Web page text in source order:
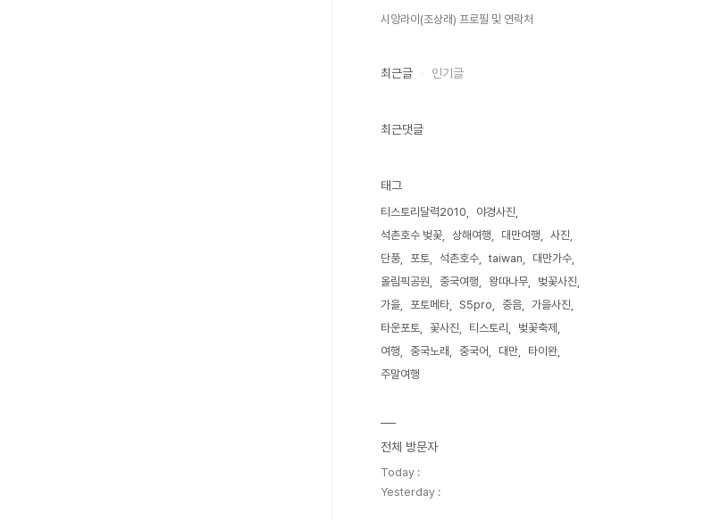
시앙라이(조상래) 프로필 및 연락처
최근글 인기글
최근댓글
태그
티스토리달력2010
야경사진
석촌호수 벚꽃
상해여행 대만여행
사진
단풍
포토 석촌호수 taiwan
대만가수
올림픽공원
중국여행 왕따나무
벚꽃사진
가을
포토메타 S5pro 중음
가을사진
타운포토
꽃사진 티스토리
벚꽃축제
여행
중국노래 중국어 대만
타이완
주말여행
전체 방문자
Today :
Yesterday :